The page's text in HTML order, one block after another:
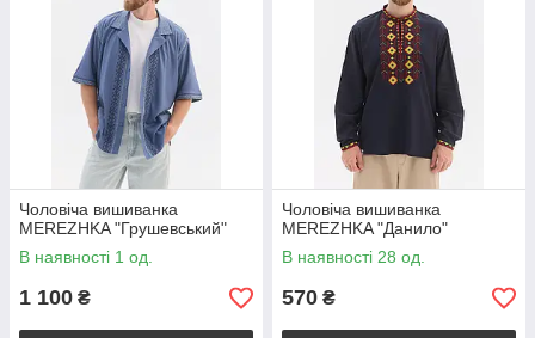
Чоловіча вишиванка
MEREZHKA "Грушевський"
В наявності 1 од.
1 100 ₴
Чоловіча вишиванка
MEREZHKA "Данило"
В наявності 28 од.
570 ₴